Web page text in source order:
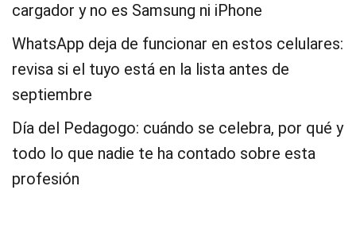
cargador y no es Samsung ni iPhone
WhatsApp deja de funcionar en estos celulares:
revisa si el tuyo está en la lista antes de
septiembre
Día del Pedagogo: cuándo se celebra, por qué y
todo lo que nadie te ha contado sobre esta
profesión